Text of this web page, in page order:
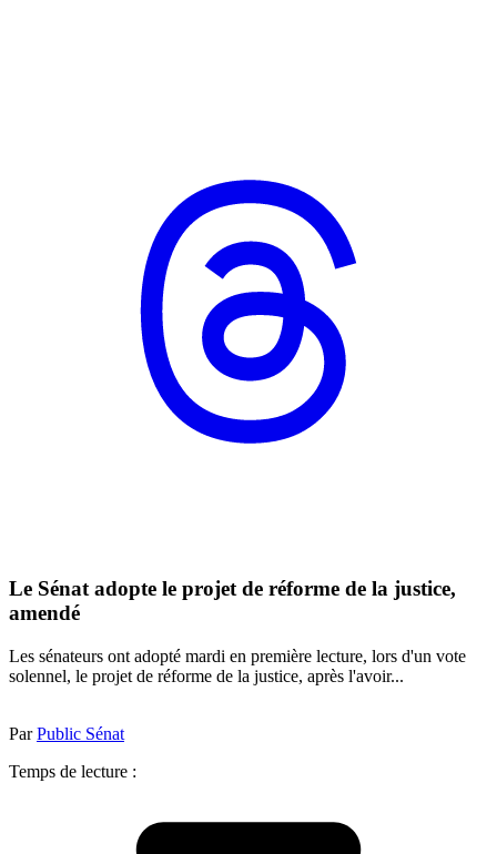
Le Sénat adopte le projet de réforme de la justice,
amendé
Les sénateurs ont adopté mardi en première lecture, lors d'un vote
solennel, le projet de réforme de la justice, après l'avoir...
ParPublic Sénat
Temps de lecture :